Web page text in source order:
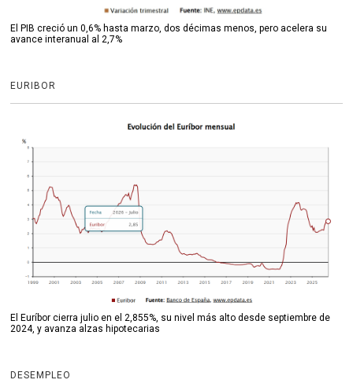
El PIB creció un 0,6% hasta marzo, dos décimas menos, pero acelera su
avance interanual al 2,7%
EURIBOR
El Euríbor cierra julio en el 2,855%, su nivel más alto desde septiembre de
2024, y avanza alzas hipotecarias
DESEMPLEO